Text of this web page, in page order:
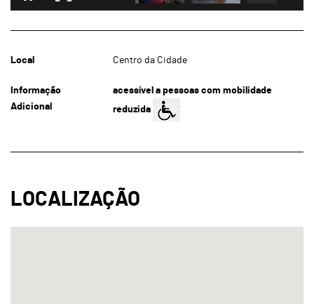
Local Centro da Cidade
Informação
Adicional
acessível a pessoas com mobilidade
reduzida